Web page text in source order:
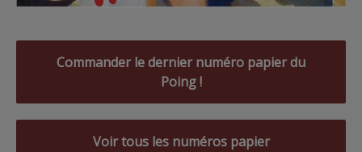
Commander le dernier numéro papier du
Poing !
Voir tous les numéros papier